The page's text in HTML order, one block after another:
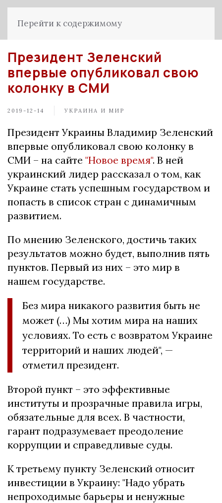
Перейти к содержимому
Президент Зеленский
впервые опубликовал свою
колонку в СМИ
2019-12-14 УКРАИНА И МИР
Президент Украины Владимир Зеленский
впервые опубликовал свою колонку в
СМИ – на сайте "Новое время". В ней
украинский лидер рассказал о том, как
Украине стать успешным государством и
попасть в список стран с динамичным
развитием.
По мнению Зеленского, достичь таких
результатов можно будет, выполнив пять
пунктов. Первый из них – это мир в
нашем государстве.
Без мира никакого развития быть не
может (…) Мы хотим мира на наших
условиях. То есть с возвратом Украине
территорий и наших людей", —
отметил президент.
Второй пункт – это эффективные
институты и прозрачные правила игры,
обязательные для всех. В частности,
гарант подразумевает преодоление
коррупции и справедливые суды.
К третьему пункту Зеленский относит
инвестиции в Украину: "Надо убрать
непроходимые барьеры и ненужные